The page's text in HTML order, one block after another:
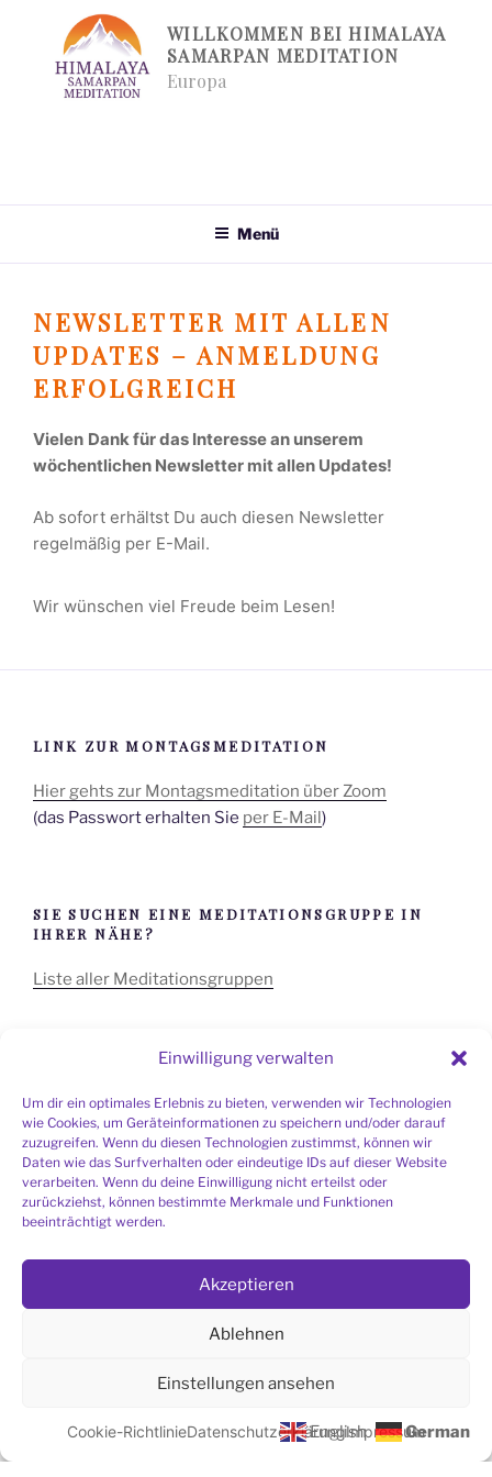
Einwilligung verwalten
Um dir ein optimales Erlebnis zu bieten, verwenden wir Technologien
wie Cookies, um Geräteinformationen zu speichern und/oder darauf
zuzugreifen. Wenn du diesen Technologien zustimmst, können wir
Daten wie das Surfverhalten oder eindeutige IDs auf dieser Website
verarbeiten. Wenn du deine Einwilligung nicht erteilst oder
zurückziehst, können bestimmte Merkmale und Funktionen
beeinträchtigt werden.
Akzeptieren
Ablehnen
Einstellungen ansehen
Cookie-RichtlinieDatenschutzerklärungImpressum
springen
WILLKOMMEN BEI HIMALAYA
SAMARPAN MEDITATION
Europa
Menü
NEWSLETTER MIT ALLEN
UPDATES – ANMELDUNG
ERFOLGREICH
Vielen Dank für das Interesse an unserem
wöchentlichen Newsletter mit allen Updates!
Ab sofort erhältst Du auch diesen Newsletter
regelmäßig per E-Mail.
Wir wünschen viel Freude beim Lesen!
LINK ZUR MONTAGSMEDITATION
Hier gehts zur Montagsmeditation über Zoom
(das Passwort erhalten Sie per E-Mail)
SIE SUCHEN EINE MEDITATIONSGRUPPE IN
IHRER NÄHE?
Liste aller Meditationsgruppen
Ich möchte den Bau der Meditationshalle
unterstützen.
EINFÜHRUNG IN DIE HIMALAYA SAMARPAN
Hier finden Sie weitere Informationen
English German